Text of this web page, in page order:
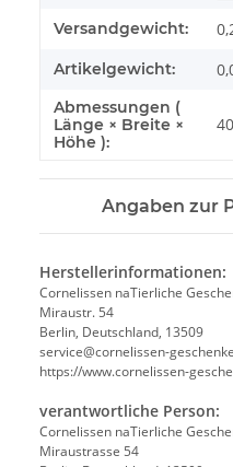
Versandgewicht:
Artikelgewicht:
Abmessungen (
Länge × Breite ×
Höhe ):
Angaben zur
Herstellerinformationen:
Cornelissen naTierliche
Miraustr. 54
Berlin, Deutschland, 13509
service@cornelissen-
https://www.cornelissen-
verantwortliche Person:
Cornelissen naTierliche
Miraustrasse 54